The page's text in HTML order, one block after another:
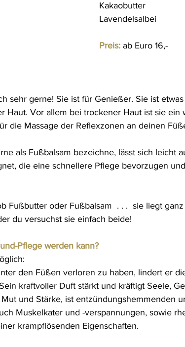
Kakaobutter
Lavendelsalbei
Preis: ab Euro 16,-
sehr gerne! Sie ist für Genießer. Sie ist
Haut. Vor allem bei trockener Haut ist sie ein
die Massage der Reflexzonen an deinen
als Fußbalsam bezeichne, lässt sich leicht
die eine schnellere Pflege bevorzugen
Fußbutter oder Fußbalsam  . . .  sie liegt
du versuchst sie einfach beide!
Pflege werden kann?
den Füßen verloren zu haben, lindert er
kraftvoller Duft stärkt und kräftigt Seele,
und Stärke, ist entzündungshemmenden
Muskelkater und -verspannungen, sowie
krampflösenden Eigenschaften.